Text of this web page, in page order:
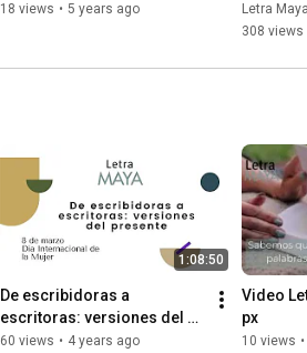
18 views • 5 years ago
Letra Maya
308 views
1:08:50
De escribidoras a
escritoras: versiones del
presente
60 views • 4 years ago
Video
px
10 views •